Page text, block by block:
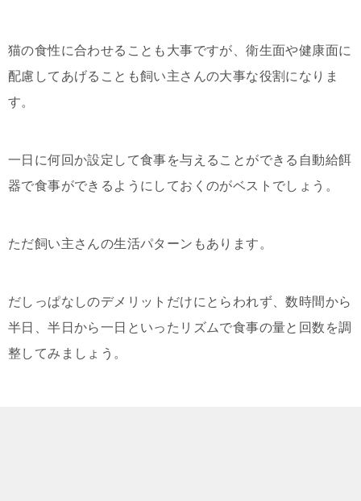
猫の食性に合わせることも大事ですが、衛生面や健康面に
配慮してあげることも飼い主さんの大事な役割になりま
す。
一日に何回か設定して食事を与えることができる自動給餌
器で食事ができるようにしておくのがベストでしょう。
ただ飼い主さんの生活パターンもあります。
だしっぱなしのデメリットだけにとらわれず、数時間から
半日、半日から一日といったリズムで食事の量と回数を調
整してみましょう。